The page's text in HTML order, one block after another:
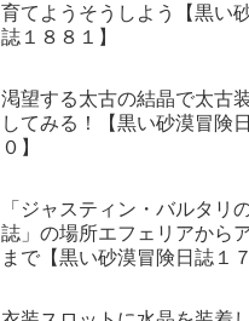
育てようそうしよう【黒い
誌１８８１】
渇望する太古の結晶で太古
してみる！【黒い砂漠冒険
０】
「ジャスティン・バルタリ
誌」の場所エフェリアから
まで【黒い砂漠冒険日誌１